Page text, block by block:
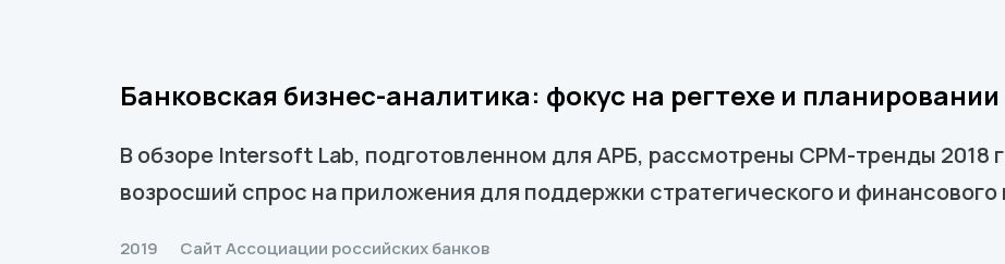
Банковская бизнес-аналитика: фокус на регтехе и планировании
В обзоре Intersoft Lab, подготовленном для АРБ, рассмотрены CPM-тренды 2018
возросший спрос на приложения для поддержки стратегического и финансового
2019 Сайт Ассоциации российских банков